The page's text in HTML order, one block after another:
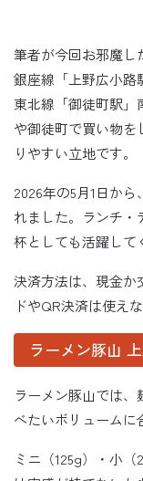
筆者が今回お邪魔し
銀座線「上野広小路
東北線「御徒町駅」
や御徒町で買い物
りやすい立地です。
2026年の5月1日か
れました。ランチ・
杯としても活躍して
決済方法は、現金か
ドやQR決済は使え
ラーメン豚山
ラーメン豚山では
べたいボリュームに
ミニ（125g）・小